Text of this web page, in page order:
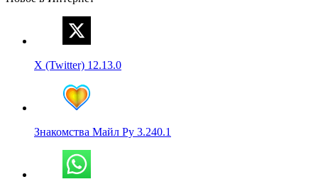
X (Twitter) 12.13.0
Знакомства Майл Ру 3.240.1